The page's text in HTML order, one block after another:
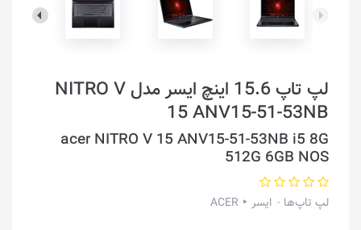
لپ تاپ 15.6 اینچ ایسر مدل NITRO V
15 ANV15-51-53NB
acer NITRO V 15 ANV15-51-53NB i5 8G
512G 6GB NOS
لپ تاپ‌ها ایسر ‣ ACER